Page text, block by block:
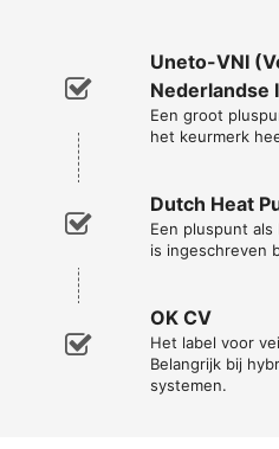
Uneto-VNI
Nederlandse
Een groot
het keurmerk
Dutch Heat
Een pluspunt
is ingeschreven
OK CV
Het label voor
Belangrijk bij
systemen.